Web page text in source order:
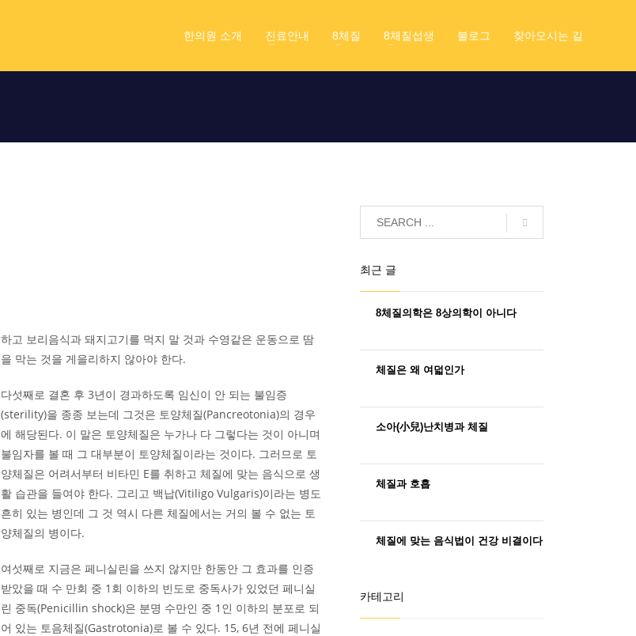
한의원 소개 진료안내 8체질 8체질섭생 블로그 찾아오시는 길
하고 보리음식과 돼지고기를 먹지 말 것과 수영같은 운동으로 땀
을 막는 것을 게을리하지 않아야 한다.
다섯째로 결혼 후 3년이 경과하도록 임신이 안 되는 불임증
(sterility)을 종종 보는데 그것은 토양체질(Pancreotonia)의 경우
에 해당된다. 이 말은 토양체질은 누가나 다 그렇다는 것이 아니며
불임자를 볼 때 그 대부분이 토양체질이라는 것이다. 그러므로 토
양체질은 어려서부터 비타민 E를 취하고 체질에 맞는 음식으로 생
활 습관을 들여야 한다. 그리고 백납(Vitiligo Vulgaris)이라는 병도
흔히 있는 병인데 그 것 역시 다른 체질에서는 거의 볼 수 없는 토
양체질의 병이다.
여섯째로 지금은 페니실린을 쓰지 않지만 한동안 그 효과를 인증
받았을 때 수 만회 중 1회 이하의 빈도로 중독사가 있었던 페니실
린 중독(Penicillin shock)은 분명 수만인 중 1인 이하의 분포로 되
어 있는 토음체질(Gastrotonia)로 볼 수 있다. 15, 6년 전에 페니실
최근 글
8체질의학은 8상의학이 아니다
체질은 왜 여덟인가
소아(小兒)난치병과 체질
체질과 호흡
체질에 맞는 음식법이 건강 비결이다
카테고리